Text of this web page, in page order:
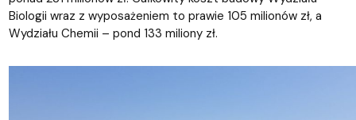
Biologii wraz z wyposażeniem to prawie 105 milionów zł, a
Wydziału Chemii – pond 133 miliony zł.